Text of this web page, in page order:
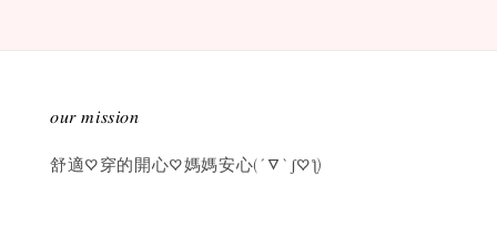
𝑜𝑢𝑟 𝑚𝑖𝑠𝑠𝑖𝑜𝑛
舒適♡穿的開心♡媽媽安心(´▽`ʃ♡ƪ)